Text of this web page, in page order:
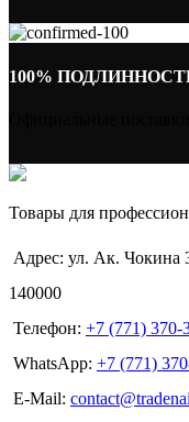
100%
Товары для
Адрес: ул. Ак. Чокина
140000
Телефон: +7 (771) 370-
WhatsApp: +7 (771)
E-Mail: